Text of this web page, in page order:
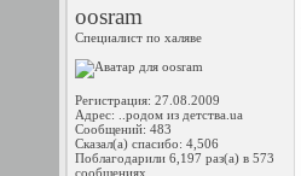
oosram
Специалист по халяве
Регистрация: 27.08.2009
Адрес: ..родом из детства.ua
Сообщений: 483
Сказал(а) спасибо: 4,506
Поблагодарили 6,197 раз(а) в 573
сообщениях